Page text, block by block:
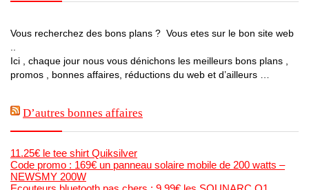
Vous recherchez des bons plans ? Vous etes sur le bon site web
Ici , chaque jour nous vous dénichons les meilleurs bons plans ,
promos , bonnes affaires, réductions du web et d’ailleurs …
D’autres bonnes affaires
11.25€ le tee shirt Quiksilver
Code promo : 169€ un panneau solaire mobile de 200 watts –
NEWSMY 200W